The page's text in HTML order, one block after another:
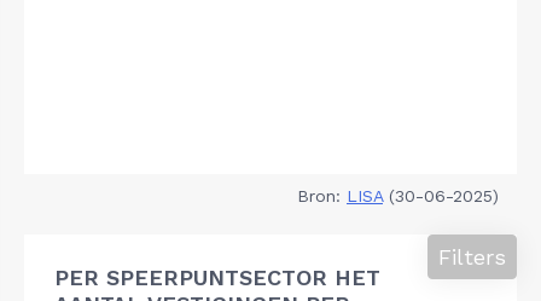
Bron: LISA(30-06-2025)
PER SPEERPUNTSECTOR HET
Filters